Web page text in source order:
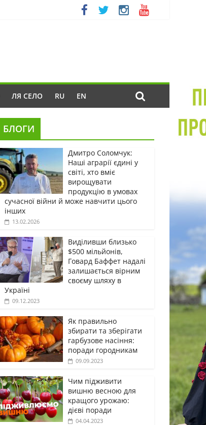
ЛЯ СЕЛО RU EN
БЛОГИ
Дмитро Соломчук:
Наші аграрії єдині у
світі, хто вміє
вирощувати
продукцію в умовах
сучасної війни й може навчити цього
інших
13.02.2026
Виділивши близько
$500 мільйонів,
Говард Баффет надалі
залишається вірним
своєму шляху в
Україні
09.12.2023
Як правильно
збирати та зберігати
гарбузове насіння:
поради городникам
09.09.2023
Чим підживити
вишню весною для
кращого урожаю:
дієві поради
04.04.2023